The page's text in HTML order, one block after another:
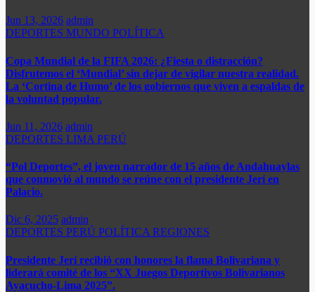
Jun 13, 2026 admin
DEPORTES MUNDO POLÍTICA
Copa Mundial de la FIFA 2026: ¿Fiesta o distracción?
Disfrutemos el ‘Mundial’ sin dejar de vigilar nuestra realidad.
La ‘Cortina de Humo’ de los gobiernos que viven a espaldas de
la voluntad popular.
Jun 11, 2026 admin
DEPORTES LIMA PERÚ
“Pol Deportes”, el joven narrador de 15 años de Andahuaylas
que conmovió al mundo se reúne con el presidente Jerí en
Palacio.
Dic 6, 2025 admin
DEPORTES PERÚ POLÍTICA REGIONES
Presidente Jerí recibió con honores la flama Bolivariana y
liderará comité de los “XX Juegos Deportivos Bolivarianos
Ayacucho-Lima 2025”.